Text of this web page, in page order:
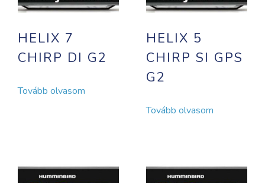
HELIX 7
CHIRP DI G2
Tovább olvasom
HELIX 5
CHIRP SI GPS
G2
Tovább olvasom